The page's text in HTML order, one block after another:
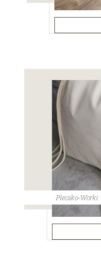
Plecako-Worki